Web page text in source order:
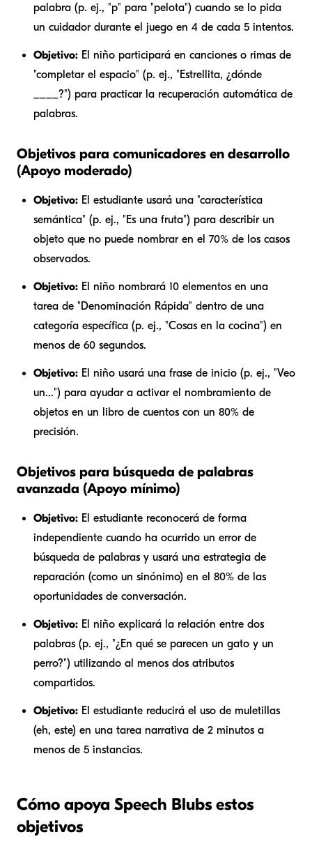
palabra (p. ej., "p" para "pelota") cuando se lo pida
un cuidador durante el juego en 4 de cada 5 intentos.
Objetivo: El niño participará en canciones o rimas de
"completar el espacio" (p. ej., "Estrellita, ¿dónde
____?") para practicar la recuperación automática de
palabras.
Objetivos para comunicadores en desarrollo
(Apoyo moderado)
Objetivo: El estudiante usará una "característica
semántica" (p. ej., "Es una fruta") para describir un
objeto que no puede nombrar en el 70% de los casos
observados.
Objetivo: El niño nombrará 10 elementos en una
tarea de "Denominación Rápida" dentro de una
categoría específica (p. ej., "Cosas en la cocina") en
menos de 60 segundos.
Objetivo: El niño usará una frase de inicio (p. ej., "Veo
un...") para ayudar a activar el nombramiento de
objetos en un libro de cuentos con un 80% de
precisión.
Objetivos para búsqueda de palabras
avanzada (Apoyo mínimo)
Objetivo: El estudiante reconocerá de forma
independiente cuando ha ocurrido un error de
búsqueda de palabras y usará una estrategia de
reparación (como un sinónimo) en el 80% de las
oportunidades de conversación.
Objetivo: El niño explicará la relación entre dos
palabras (p. ej., "¿En qué se parecen un gato y un
perro?") utilizando al menos dos atributos
compartidos.
Objetivo: El estudiante reducirá el uso de muletillas
(eh, este) en una tarea narrativa de 2 minutos a
menos de 5 instancias.
Cómo apoya Speech Blubs estos
objetivos